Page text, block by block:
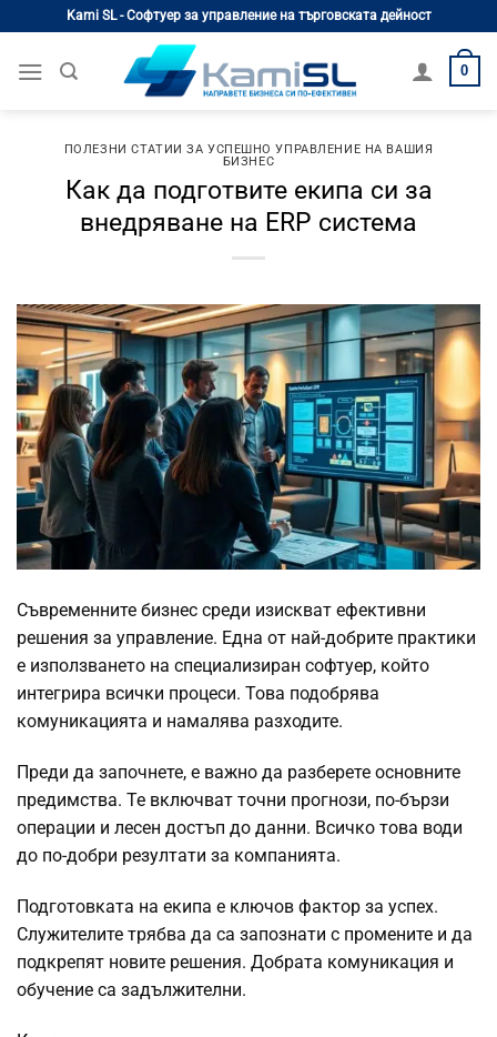
content
Kami SL - Софтуер за управление на търговската дейност
0
ПОЛЕЗНИ СТАТИИ ЗА УСПЕШНО УПРАВЛЕНИЕ НА ВАШИЯ
БИЗНЕС
Как да подготвите екипа си за
внедряване на ERP система
Съвременните бизнес среди изискват ефективни
решения за управление. Една от най-добрите практики
е използването на специализиран софтуер, който
интегрира всички процеси. Това подобрява
комуникацията и намалява разходите.
Преди да започнете, е важно да разберете основните
предимства. Те включват точни прогнози, по-бързи
операции и лесен достъп до данни. Всичко това води
до по-добри резултати за компанията.
Подготовката на екипа е ключов фактор за успех.
Служителите трябва да са запознати с промените и да
подкрепят новите решения. Добрата комуникация и
обучение са задължителни.